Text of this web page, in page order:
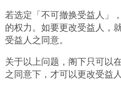
若选定「不可撤换受益人」
的权力。如要更改受益人，
受益人之同意。
关于以上问题，阁下只可以
之同意下，才可以更改受益人